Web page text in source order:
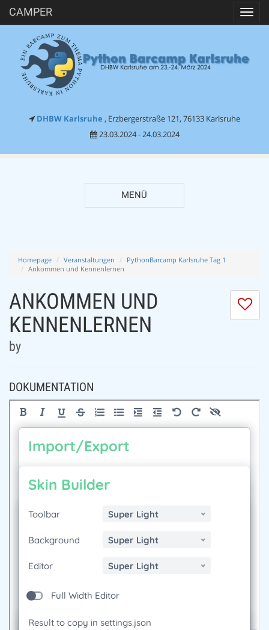
CAMPER
DHBW Karlsruhe , Erzbergerstraße 121, 76133 Karlsruhe
23.03.2024 - 24.03.2024
MENÜ
Homepage Veranstaltungen
PythonBarcamp Karlsruhe Tag 1
Ankommen und Kennenlernen
ANKOMMEN UND
KENNENLERNEN
by
DOKUMENTATION